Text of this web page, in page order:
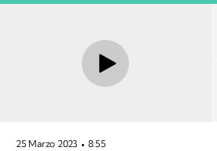
25 Marzo 2023 8:55